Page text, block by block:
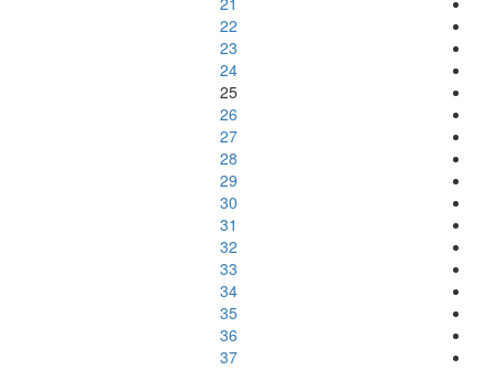
22
23
24
25
26
27
28
29
30
31
32
33
34
35
36
37